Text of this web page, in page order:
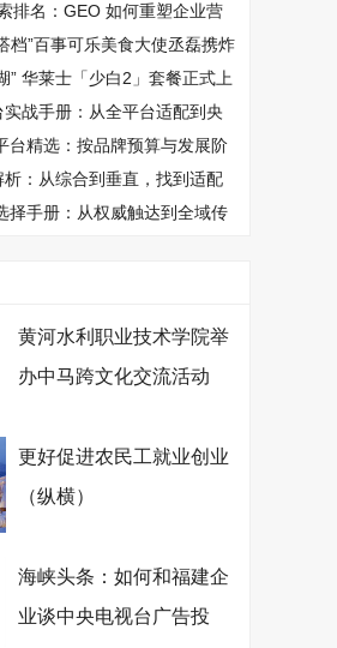
排名：GEO 如何重塑企业营
档”百事可乐美食大使丞磊携炸
” 华莱士「少白2」套餐正式上
战手册：从全平台适配到央
台精选：按品牌预算与发展阶
：从综合到垂直，找到适配
择手册：从权威触达到全域传
黄河水利职业技术学院举
办中马跨文化交流活动
更好促进农民工就业创业
（纵横）
海峡头条：如何和福建企
业谈中央电视台广告投